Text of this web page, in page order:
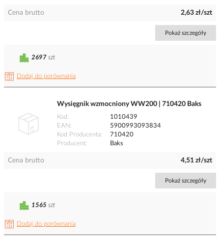
Cena brutto 2,63 zł/szt
Pokaż szczegóły
Dodaj do porównania
2697 szt
Wysięgnik wzmocniony WW200 | 710420 Baks
Kod
1010439
EAN
5900993093834
Kod Producenta
710420
Producent
Baks
Cena brutto 4,51 zł/szt
Pokaż szczegóły
Dodaj do porównania
1565 szt